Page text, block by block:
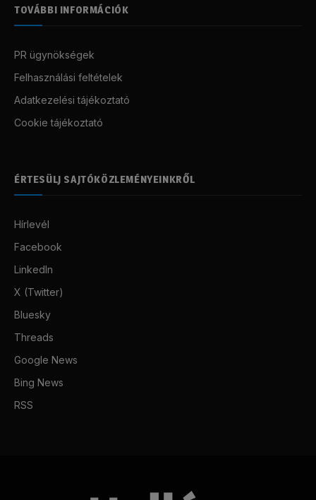
TOVÁBBI INFORMÁCIÓK
PR ügynökségek
Felhasználási feltételek
Adatkezelési tájékoztató
Cookie tájékoztató
ÉRTESÜLJ SAJTÓKÖZLEMÉNYEINKRŐL
Hírlevél
Facebook
LinkedIn
X (Twitter)
Bluesky
Threads
Google News
Bing News
RSS